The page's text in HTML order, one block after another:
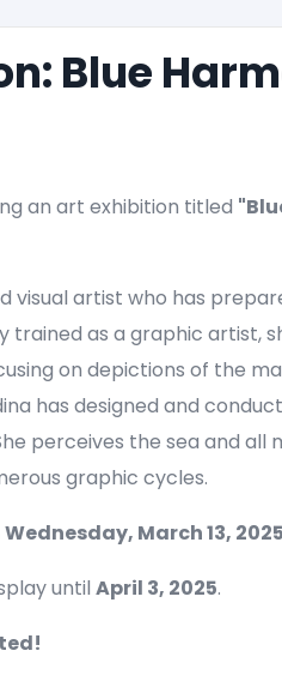
Blue
an art exhibition titled
visual artist who has
as a graphic artist,
on depictions of the
has designed and
perceives the sea and all
graphic cycles.
Wednesday, March 13,
until April 3, 2025.